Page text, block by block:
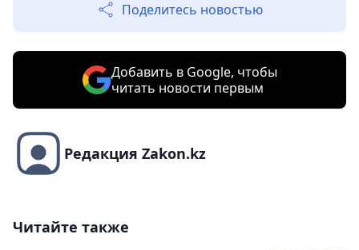
Поделитесь новостью
Добавить в Google, чтобы
читать новости первым
Редакция Zakon.kz
Читайте также